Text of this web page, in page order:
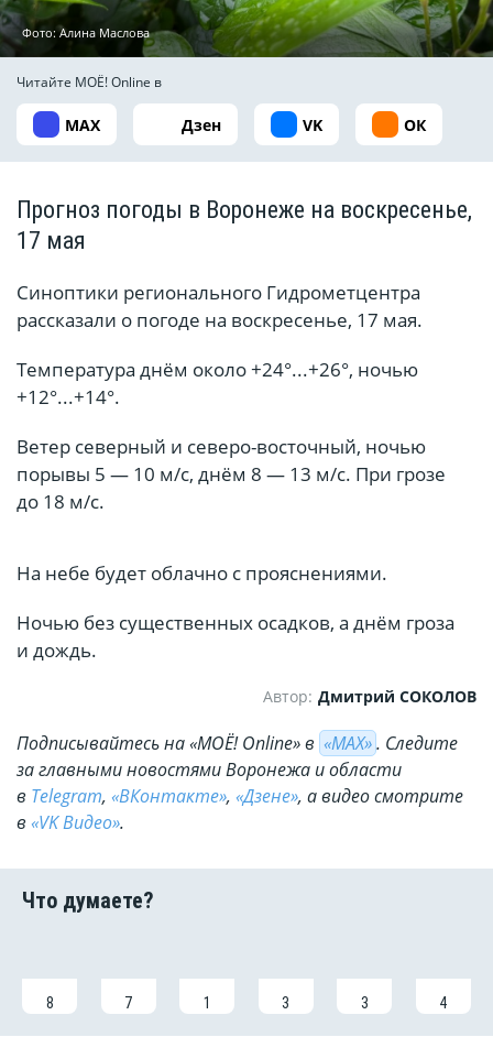
Фото: Алина Маслова
Читайте МОЁ! Online в
MAX Дзен VK ОК
Прогноз погоды в Воронеже на воскресенье,
17 мая
Синоптики регионального Гидрометцентра
рассказали о погоде на воскресенье, 17 мая.
Температура днём около +24°...+26°, ночью
+12°...+14°.
Ветер северный и северо-восточный, ночью
порывы 5 — 10 м/с, днём 8 — 13 м/с. При грозе
до 18 м/с.
На небе будет облачно с прояснениями.
Ночью без существенных осадков, а днём гроза
и дождь.
Автор: Дмитрий СОКОЛОВ
Подписывайтесь на «МОЁ! Online» в «МАХ». Cледите
за главными новостями Воронежа и области
в Telegram, «ВКонтакте», «Дзене», а видео смотрите
в «VK Видео».
8 7 1 3 3 4